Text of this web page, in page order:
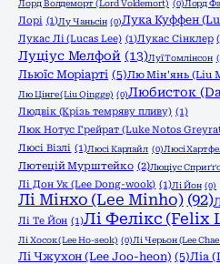
Лорд Волдеморт (Lord Voldemort) (0)Лорд
Лорі (1)Лу Чаньсін (0)Лука Куффен
Лукас Лі (Lucas Lee) (1)Лукас Сінклер
Луціус Мелфой (13)Луї Томлінсон
Льюїс Моріарті (5)Лю Мін'янь (Liu
Лю Цінге (Liu Qingge) (0)Любисток
Людвік (Крізь темряву пливу) (1)
Люк Нотус Грейрат (Luke Notos
Люсі Візлі (1)Люсі Карлайл (0)Люсі
Лютецій Мурштейко (2)Люціус Сприґґс
Лі Дон Ук (Lee Dong-wook) (1)Лі Йон (0)
Лі Мінхо (Lee Minho) (92)
Лі Те Йон (1)Лі Фелікс (Felix
Лі Хосок (Lee Ho-seok) (0)Лі Черьон (Lee
Лі Чжухон (Lee Joo-heon) (5)Ліа